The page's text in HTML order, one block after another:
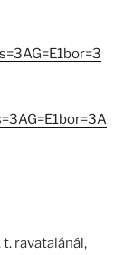
t. ravatalánál,